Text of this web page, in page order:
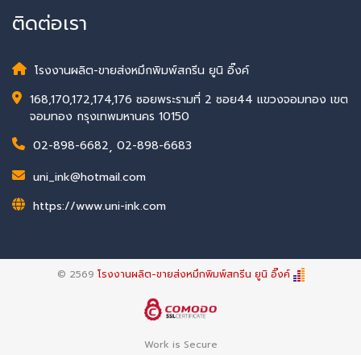
ติดต่อเรา
โรงงานผลิต-ขายส่งหมึกพิมพ์สกรีน ยูนิ อิ๊งค์
168,170,172,174,176 ซอยพระรามที่ 2 ซอย44 แขวงจอมทอง เขต
จอมทอง กรุงเทพมหานคร 10150
02-898-6682, 02-898-6683
uni_ink@hotmail.com
https://www.uni-ink.com
© 2569 โรงงานผลิต-ขายส่งหมึกพิมพ์สกรีน ยูนิ อิ๊งค์
Work is Secure